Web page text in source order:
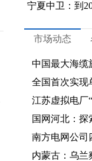
宁夏中卫：到
市场动态
中国最大海缆
全国首次实现
江苏虚拟电厂
国网河北：
南方电网公司
内蒙古：乌兰